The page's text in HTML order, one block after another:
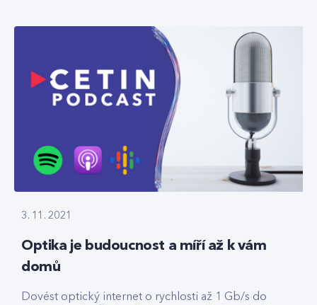
3. 11. 2021
Optika je budoucnost a míří až k vám
domů
Dovést optický internet o rychlosti až 1 Gb/s do